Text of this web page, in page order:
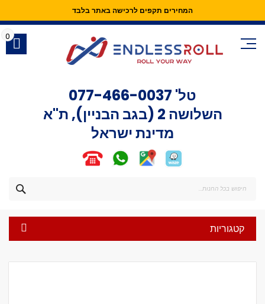
המחירים תקפים לרכישה באתר בלבד
Skip
Content
טל' 077-466-0037
השלושה 2 (בגב הבניין), ת"א
מדינת ישראל
0
קטגוריות